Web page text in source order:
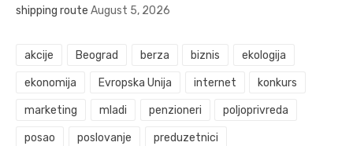
shipping route August 5, 2026
akcije Beograd berza biznis ekologija
ekonomija Evropska Unija internet konkurs
marketing mladi penzioneri poljoprivreda
posao poslovanje preduzetnici